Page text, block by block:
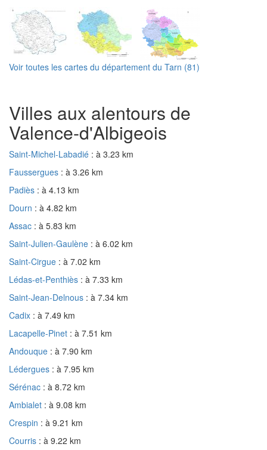
Voir toutes les cartes du département du Tarn (81)
Villes aux alentours de
Valence-d'Albigeois
Saint-Michel-Labadié : à 3.23 km
Faussergues : à 3.26 km
Padiès : à 4.13 km
Dourn : à 4.82 km
Assac : à 5.83 km
Saint-Julien-Gaulène : à 6.02 km
Saint-Cirgue : à 7.02 km
Lédas-et-Penthiès : à 7.33 km
Saint-Jean-Delnous : à 7.34 km
Cadix : à 7.49 km
Lacapelle-Pinet : à 7.51 km
Andouque : à 7.90 km
Lédergues : à 7.95 km
Sérénac : à 8.72 km
Ambialet : à 9.08 km
Crespin : à 9.21 km
Courris : à 9.22 km